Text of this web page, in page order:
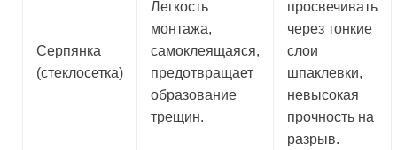
Серпянка
(стеклосетка)
Легкость
монтажа,
самоклеящаяся,
предотвращает
образование
трещин.
просвечивать
через тонкие
слои
шпаклевки,
невысокая
прочность на
разрыв.